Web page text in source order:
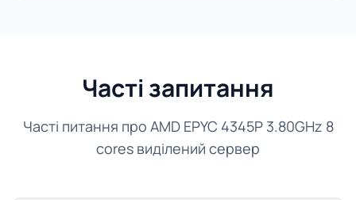
Часті запитання
Часті питання про AMD EPYC 4345P 3.80GHz 8
cores виділений сервер